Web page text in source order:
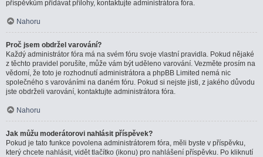
příspěvkům přidávat přílohy, kontaktujte administrátora fóra.
Nahoru
Proč jsem obdržel varování?
Každý administrátor fóra má na svém fóru svoje vlastní pravidla. Pokud nějaké
z těchto pravidel porušíte, může vám být uděleno varování. Vezměte prosím na
vědomí, že toto je rozhodnutí administrátora a phpBB Limited nemá nic
společného s varováními na daném fóru. Pokud si nejste jisti, z jakého důvodu
jste obdrželi varování, kontaktujte administrátora fóra.
Nahoru
Jak můžu moderátorovi nahlásit příspěvek?
Pokud je tato funkce povolena administrátorem fóra, měli byste v příspěvku,
který chcete nahlásit, vidět tlačítko (ikonu) pro nahlášení příspěvku. Po kliknutí